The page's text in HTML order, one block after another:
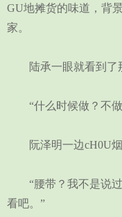
GU地摊货的味道，背
家。
陆承一眼就看到了
“什么时候做？不做
阮泽明一边cH0U烟
“腰带？我不是说过
看吧。”